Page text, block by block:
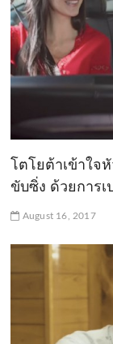
m
โตโยต้าเข้าใจ
ขับซิ่ง ด้วยการเ
August 16, 2017